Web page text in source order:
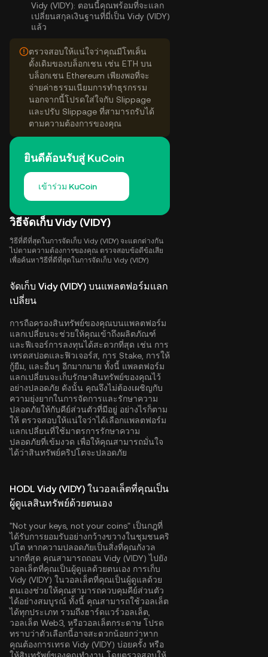
Vidy (VIDY): ตอนนี้คุณพร้อมที่จะแลก
เปลี่ยนสกุลเงินฐานที่มี่เป็น Vidy (VIDY)
แล้ว
ตรวจสอบให้แน่ใจว่าคุณมีโทเค็น
ดั้งเดิมของบล็อกเชน เช่น ETH บน
บล็อกเชน Ethereum เพียงพอที่จะ
จ่ายค่าธรรมเนียมการทำธุรกรรม
นอกจากนี้โปรดใส่ใจกับ Slippage
และปรับ Slippage ที่สามารถรับได้
ตามความต้องการของคุณ
ยินดีต้อนรับสู่ KuCoin
เข้าร่วม KuCoin
วิธีจัดเก็บ Vidy (VIDY)
วิธีที่ดีที่สุดในการจัดเก็บ Vidy (VIDY) จะแตกต่างกัน
ไปตามความต้องการของคุณ ตรวจสอบข้อดีข้อเสีย
เพื่อค้นหาวิธีที่ดีที่สุดในการจัดเก็บ Vidy (VIDY)
จัดเก็บ Vidy (VIDY) บนแพลตฟอร์มแลก
เปลี่ยน
การถือครองสินทรัพย์ของคุณบนแพลตฟอร์ม
แลกเปลี่ยนจะช่วยให้คุณเข้าถึงผลิตภัณฑ์
และฟีเจอร์การลงทุนได้สะดวกที่สุด เช่น การ
เทรดสปอตและฟิวเจอร์ส, การ Stake, การให้
กู้ยืม, และอื่นๆ อีกมากมาย ทั้งนี้ แพลตฟอร์ม
แลกเปลี่ยนจะเก็บรักษาสินทรัพย์ของคุณไว้
อย่างปลอดภัย ดังนั้น คุณจึงไม่ต้องเผชิญกับ
ความยุ่งยากในการจัดการและรักษาความ
ปลอดภัยให้กับคีย์ส่วนตัวที่มีอยู่ อย่างไรก็ตาม
ให้ ตรวจสอบให้แน่ใจว่าได้เลือกแพลตฟอร์ม
แลกเปลี่ยนที่ใช้มาตรการรักษาความ
ปลอดภัยที่เข้มงวด เพื่อให้คุณสามารถมั่นใจ
ได้ว่าสินทรัพย์คริปโตจะปลอดภัย
HODL Vidy (VIDY) ในวอลเล็ตที่คุณเป็น
ผู้ดูแลสินทรัพย์ด้วยตนเอง
"Not your keys, not your coins" เป็นกฎที่
ได้รับการยอมรับอย่างกว้างขวางในชุมชนคริ
ปโต หากความปลอดภัยเป็นสิ่งที่คุณกังวล
มากที่สุด คุณสามารถถอน Vidy (VIDY) ไปยัง
วอลเล็ตที่คุณเป็นผู้ดูแลด้วยตนเอง การเก็บ
Vidy (VIDY) ในวอลเล็ตที่คุณเป็นผู้ดูแลด้วย
ตนเองช่วยให้คุณสามารถควบคุมคีย์ส่วนตัว
ได้อย่างสมบูรณ์ ทั้งนี้ คุณสามารถใช้วอลเล็ต
ได้ทุกประเภท รวมถึงฮาร์ดแวร์วอลเล็ต,
วอลเล็ต Web3, หรือวอลเล็ตกระดาษ โปรด
ทราบว่าตัวเลือกนี้อาจสะดวกน้อยกว่าหาก
คุณต้องการเทรด Vidy (VIDY) บ่อยครั้ง หรือ